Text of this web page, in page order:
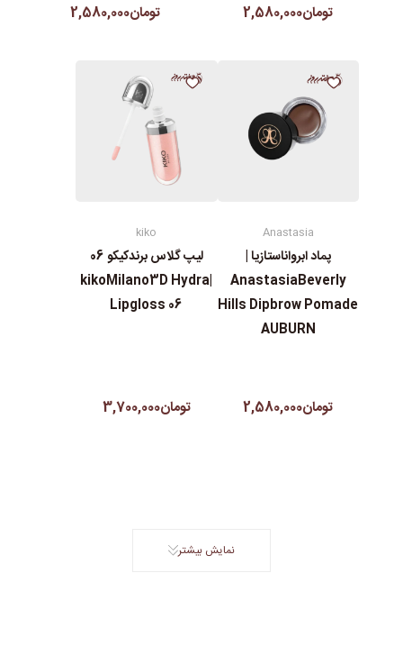
تومان2,580,000 تومان2,580,000
Anastasia
پماد ابرواناستازیا |
AnastasiaBeverly
Hills Dipbrow Pomade
AUBURN
تومان2,580,000
kiko
لیپ گلاس‌ برندکیکو 06
|kikoMilano3D Hydra
Lipgloss 06
تومان3,700,000
نمایش بیشتر